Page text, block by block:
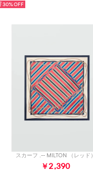
30%
スカーフ .-- MILTON （レッド）
￥2,390